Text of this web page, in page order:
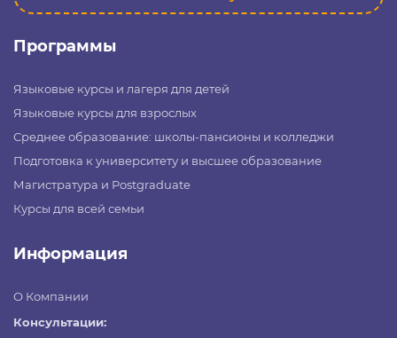
Программы
Языковые курсы и лагеря для детей
Языковые курсы для взрослых
Среднее образование: школы-пансионы и колледжи
Подготовка к университету и высшее образование
Магистратура и Postgraduate
Курсы для всей семьи
Информация
О Компании
Консультации: